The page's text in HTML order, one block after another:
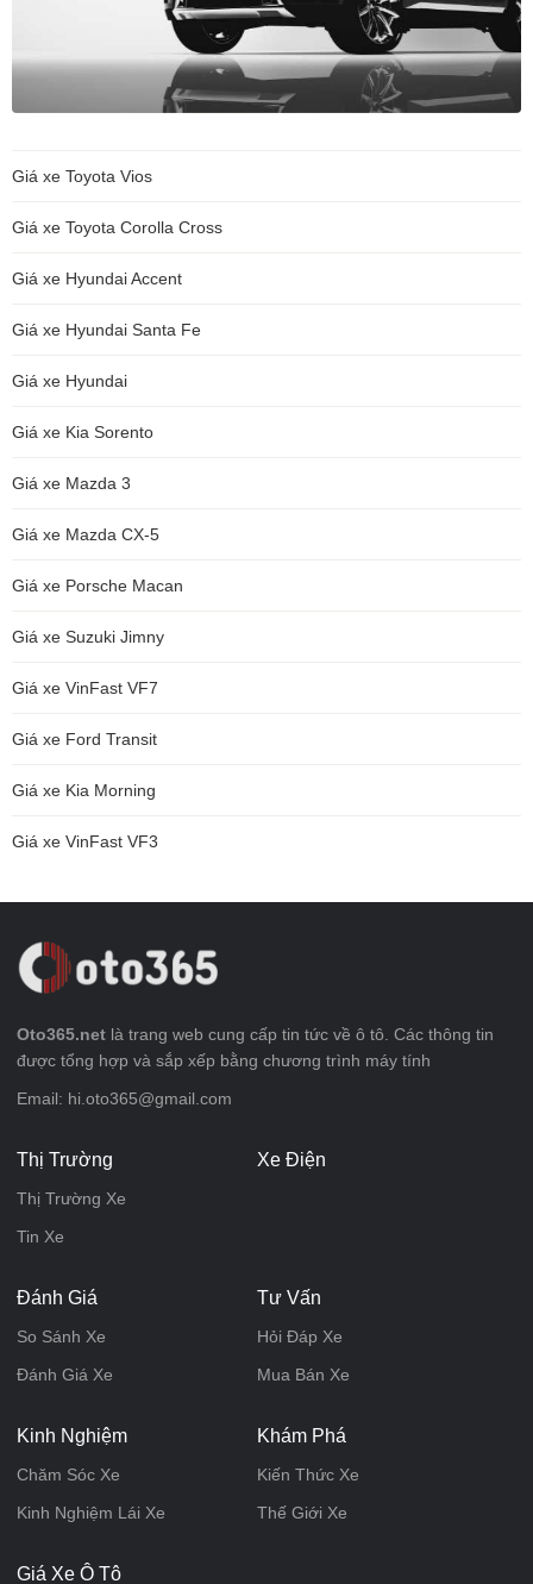
Giá xe Toyota Vios
Giá xe Toyota Corolla Cross
Giá xe Hyundai Accent
Giá xe Hyundai Santa Fe
Giá xe Hyundai
Giá xe Kia Sorento
Giá xe Mazda 3
Giá xe Mazda CX-5
Giá xe Porsche Macan
Giá xe Suzuki Jimny
Giá xe VinFast VF7
Giá xe Ford Transit
Giá xe Kia Morning
Giá xe VinFast VF3
Oto365.net là trang web cung cấp tin tức về ô tô. Các thông tin
được tổng hợp và sắp xếp bằng chương trình máy tính
Email: hi.oto365@gmail.com
Thị Trường
Thị Trường Xe
Tin Xe
Xe Điện
Đánh Giá
So Sánh Xe
Đánh Giá Xe
Tư Vấn
Hỏi Đáp Xe
Mua Bán Xe
Kinh Nghiệm
Chăm Sóc Xe
Kinh Nghiệm Lái Xe
Khám Phá
Kiến Thức Xe
Thế Giới Xe
Giá Xe Ô Tô